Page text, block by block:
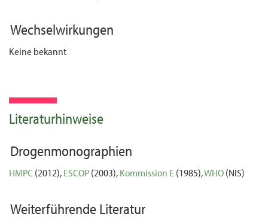
Wechselwirkungen
Keine bekannt
Literaturhinweise
Drogenmonographien
HMPC(2012),ESCOP(2003),Kommission E (1985),WHO(NIS)
Weiterführende Literatur